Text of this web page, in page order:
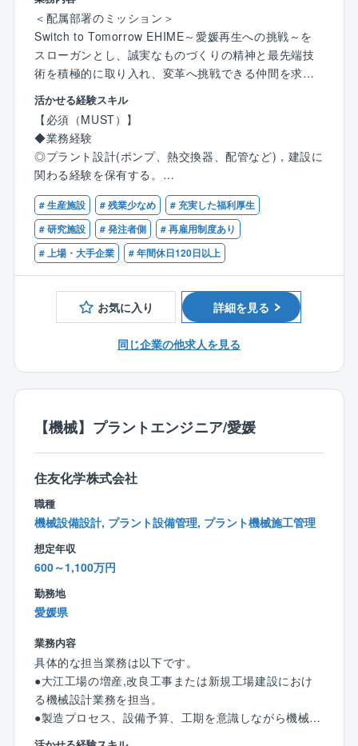
携わることができる。
また、高信頼性プラントを指向し、AIやIoT関連の技術
の導入も実行することになる。
入社後は、自身で設計,建設したプラントの合理化やメ
ンテナンス業務を経験することで、
設備管理や工場運営に関するスキルを習得。将来的に
は設備管理部門の責任者として工場経営に参画いただ
くことも可能です。また、高度な専門知識を有する技
術者として、全社のエンジニアリング業務の最適化を
推進し、技術戦略をリードする責任者を目指すことも
可能です。
＜配属部署のミッション＞
Switch to Tomorrow EHIME～愛媛再生への挑戦～を
スローガンとし、誠実なものづくりの精神と最先端技
術を積極的に取り入れ、変革へ挑戦できる仲間を求め
ています。
工務部は、「安全,安定操業の達成と維持」、「技術,コ
ストのグローバル競争力」という工場使命を達成すべ
く、適切なプラント維持管理を推進しています。
＜本ポジションの位置づけ＞
工務部機械設計担当者として、新居浜地区,菊本地区で
の設備設計を実施する。
将来は、機械設計チームの管理職として、部署運営を
担っていく。
＜募集の背景＞
プラントの合理化や増強、高経年化更新など、旺盛な
＜職務内容＞
計画～設計～建設～試運転までの一連作業を実施。
tudyの実施(EFDの作成、配置計画、機器仕様検討、予
算書作成)
②予算認可後のプラントエンジニアリング作業(詳細設
計、機器手配、配管図作成、工事資料まとめ⇒工事依
頼など)
③建設工事支援、製造部への設備引き渡し
④設備トラブルシューティング対応
＜本ポジションのやりがい＞
約26,000台の設備と多種多様な製品工場を有する愛媛
工場では、多くの人や設備と関わりながら豊かな経験
を積むことが出来る。これほど多様な設備に携われる
活かせる経験スキル
【必須（MUST）】
◆業務経験
◎プラント設計(ポンプ、熱交換器、配管など)，建設に
関わる経験を保有する。
◎環境、保安、安全関係法令について一定の知識，経
験を持つ。
◎ベンダーや協力会社との技術的な打ち合わせ，折衝
経験。
◆業務経験
◎プラントメンテナンスに関する経験を保有する(設備
トラブル、不具合対応など)。
知識。
◎危険物取扱者(乙4、甲種)
◎エネルギー管理者(熱)、公害防止管理者、消防設備士
# 生産施設 # 残業少なめ
# 充実した福利厚生
# 研究施設
# 発注者側
# 再雇用制度あり
# 上場・大手企業
# 年間休日120日以上
お気に入り 詳細を見る
同じ企業の他求人を見る
【機械】プラントエンジニア/愛媛
住友化学株式会社
職種
機械設備設計, プラント設備管理, プラント機械施工管理
想定年収
600～1,100万円
勤務地
愛媛県
業務内容
具体的な担当業務は以下です。
●大江工場の増産,改良工事または新規工場建設におけ
る機械設計業務を担当。
●製造プロセス、設備予算、工期を意識しながら機械設
計業務を実施。